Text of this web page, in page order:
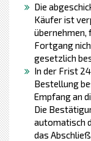
Die
Käufer ist
übernehmen,
Fortgang
gesetzlich
In der Frist
Bestellung
Empfang an
Die
automatisch
das